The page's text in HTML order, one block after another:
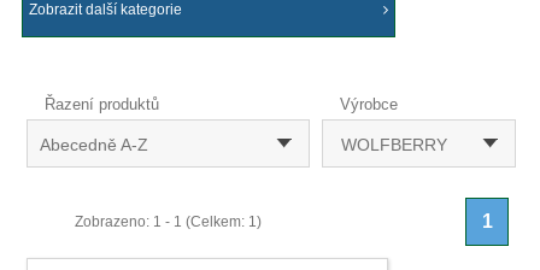
Zobrazit další kategorie
Řazení produktů
Abecedně A-Z
Výrobce
WOLFBERRY
Zobrazeno: 1 - 1 (Celkem: 1) 1